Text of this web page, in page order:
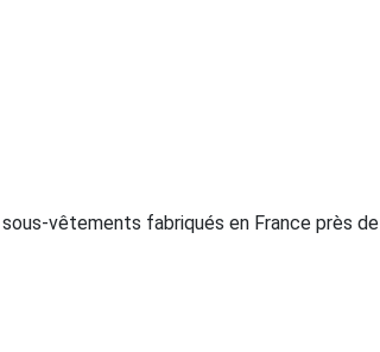
vêtements fabriqués en France près de